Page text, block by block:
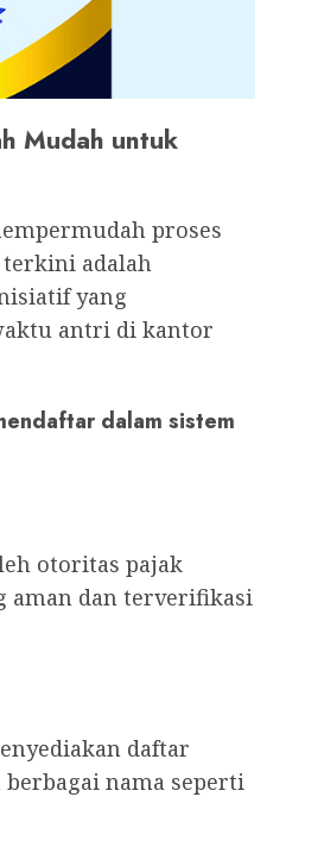
Mudah untuk
proses
terkini adalah
yang
antri di kantor
dalam sistem
otoritas pajak
aman dan terverifikasi
daftar
nama seperti